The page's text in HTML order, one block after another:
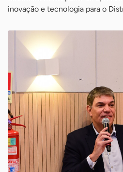
inovação e tecnologia para o